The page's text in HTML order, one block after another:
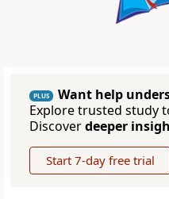
PLUS
Want help
Explore trusted study
Discoverdeeper
Start 7-day free trial